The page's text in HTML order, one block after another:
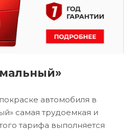
автомобиля в
самая трудоемкая и
тарифа выполняется